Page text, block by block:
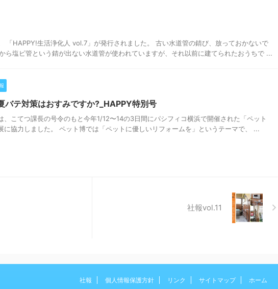
「HAPPY!生活浄化人 vol.7」が発行されました。 古い水道管の錆び、放っておかないで
ら塩ビ管という錆が出ない水道管が使われていますが、それ以前に建てられたおうちで ...
バテ対策はおすみですか?_HAPPY特別号
、こてつ課長の号令のもと今年1/12〜14の3日間にパシフィコ横浜で開催された「ペット
に協力しました。 ペット博では「ペットに優しいリフォームを」というテーマで、 ...
社報vol.11
社報 個人情報保護方針 リンク サイトマップ ホーム